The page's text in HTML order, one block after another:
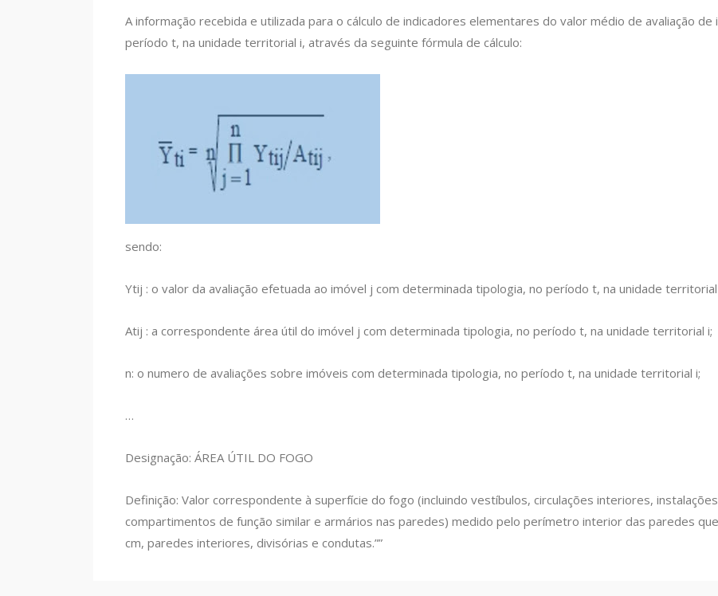
A informação recebida e utilizada para o cálculo de indicadores elementares do valor médio de avaliação
período t, na unidade territorial i, através da seguinte fórmula de cálculo:
sendo:
Ytij : o valor da avaliação efetuada ao imóvel j com determinada tipologia, no período t, na unidade territorial
Atij : a correspondente área útil do imóvel j com determinada tipologia, no período t, na unidade territorial i;
n: o numero de avaliações sobre imóveis com determinada tipologia, no período t, na unidade territorial i;
…
Designação: ÁREA ÚTIL DO FOGO
Definição: Valor correspondente à superfície do fogo (incluindo vestíbulos, circulações interiores,
compartimentos de função similar e armários nas paredes) medido pelo perímetro interior das paredes
cm, paredes interiores, divisórias e condutas.””